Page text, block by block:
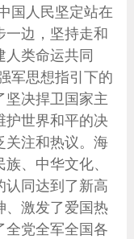
国人民坚定站在
一边，坚持走和
人类命运共同
军思想指引下的
坚决捍卫国家主
护世界和平的决
关注和热议。海
、中华文化、
认同达到了新高
、激发了爱国热
全党全军全国各